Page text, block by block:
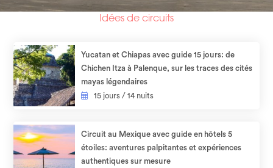
Idées de circuits
Yucatan et Chiapas avec guide 15 jours: de
Chichen Itza à Palenque, sur les traces des cités
mayas légendaires
15 jours / 14 nuits
Circuit au Mexique avec guide en hôtels 5
étoiles: aventures palpitantes et expériences
authentiques sur mesure​